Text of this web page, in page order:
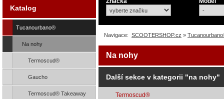
Navigace: SCOOTERSHOP.cz »
Na nohy
Další sekce v kategorii "na nohy"
Termoscud®
Katalog
Tucanourbano®
Na nohy
Termoscud®
Gaucho
Termoscud® Takeaway